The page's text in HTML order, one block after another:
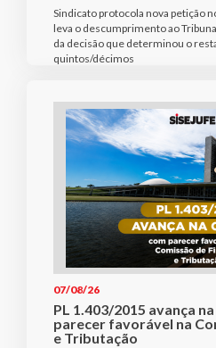
Sindicato protocola nova petição
leva o descumprimento ao
da decisão que determinou o
quintos/décimos
07/08/26
PL 1.403/2015 avança
parecer favorável na
e Tributação